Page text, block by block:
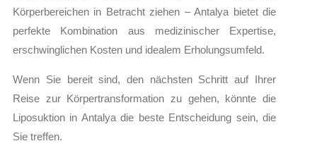
Körperbereichen in Betracht ziehen – Antalya bietet die
perfekte Kombination aus medizinischer Expertise,
erschwinglichen Kosten und idealem Erholungsumfeld.
Wenn Sie bereit sind, den nächsten Schritt auf Ihrer
Reise zur Körpertransformation zu gehen, könnte die
Liposuktion in Antalya die beste Entscheidung sein, die
Sie treffen.